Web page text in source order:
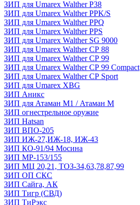
ЗИП для Umarex Walther P38
ЗИП для Umarex Walther PPK/S
ЗИП для Umarex Walther PPQ
ЗИП для Umarex Walther PPS
ЗИП для Umarex Walther SG 9000
ЗИП для Umarex Walther СР 88
ЗИП для Umarex Walther СР 99
ЗИП для Umarex Walther СР 99 Compact
ЗИП для Umarex Walther СР Sport
ЗИП для Umarex XBG
ЗИП Аникс
ЗИП для Атаман М1 / Атаман М
ЗИП огнестрельное оружие
ЗИП Hatsan
ЗИП ВПО-205
ЗИП ИЖ-27,ИЖ-18, ИЖ-43
ЗИП КО-91/94 Мосина
ЗИП МР-153/155
ЗИП МЦ 20,21, ТОЗ-34,63,78,87,99
ЗИП ОП СКС
ЗИП Сайга, АК
ЗИП Тигр (СВД)
ЗИП ТиРэкс